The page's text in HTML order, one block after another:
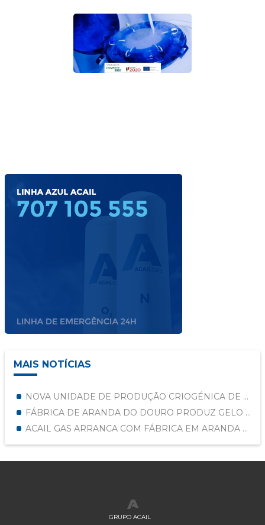
MAIS NOTÍCIAS
NOVA UNIDADE DE PRODUÇÃO CRIOGÉNICA DE GÁS
FÁBRICA DE ARANDA DO DOURO PRODUZ GELO SECO
ACAIL GAS ARRANCA COM FÁBRICA EM ARANDA DO DOURO
GRUPO ACAIL